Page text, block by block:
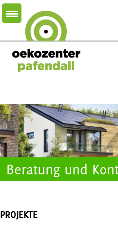
Beratung und
PROJEKTE